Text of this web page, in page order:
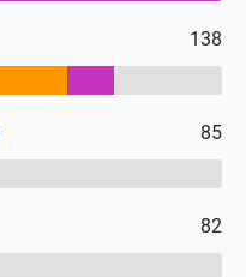
138
85
82